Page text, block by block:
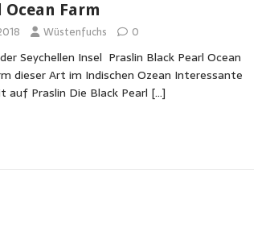
Ocean Farm
Wüstenfuchs 0
Seychellen Insel Praslin Black Pearl Ocean
dieser Art im Indischen Ozean Interessante
auf Praslin Die Black Pearl […]